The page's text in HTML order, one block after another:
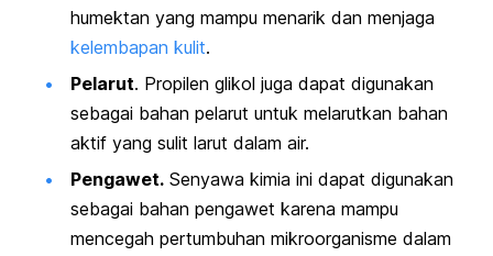
humektan yang mampu menarik dan menjaga
kelembapan kulit.
Pelarut. Propilen glikol juga dapat digunakan
sebagai bahan pelarut untuk melarutkan bahan
aktif yang sulit larut dalam air.
Pengawet. Senyawa kimia ini dapat digunakan
sebagai bahan pengawet karena mampu
mencegah pertumbuhan mikroorganisme dalam